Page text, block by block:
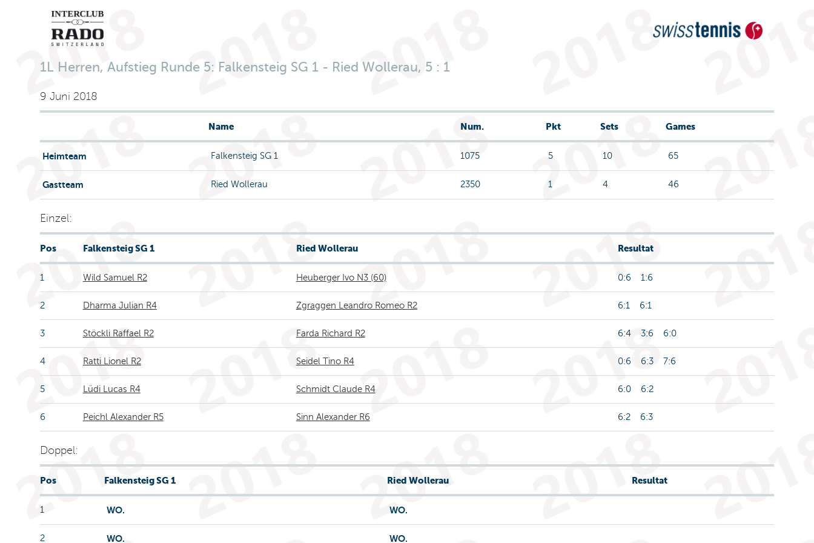
1L Herren, Aufstieg Runde 5: Falkensteig SG 1 - Ried Wollerau, 5 : 1
9 Juni 2018
Name Num. Pkt Sets Games
Heimteam Falkensteig SG 1 1075 5 10 65
Gastteam Ried Wollerau 2350 1 4 46
Einzel:
Pos Falkensteig SG 1 Ried Wollerau Resultat
1 Wild Samuel R2 Heuberger Ivo N3 (60) 0:6 1:6
2 Dharma Julian R4 Zgraggen Leandro Romeo R2 6:1 6:1
3 Stöckli Raffael R2 Farda Richard R2 6:4 3:6 6:0
4 Ratti Lionel R2 Seidel Tino R4 0:6 6:3 7:6
5 Lüdi Lucas R4 Schmidt Claude R4 6:0 6:2
6 Peichl Alexander R5 Sinn Alexander R6 6:2 6:3
Doppel:
Pos Falkensteig SG 1 Ried Wollerau Resultat
1 WO. WO.
2 WO. WO.